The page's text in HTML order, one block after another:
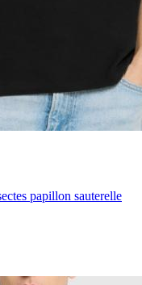
papillon sauterelle